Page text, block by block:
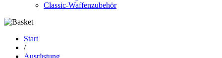
Classic-Waffenzubehör
Start
/
Ausrüstung